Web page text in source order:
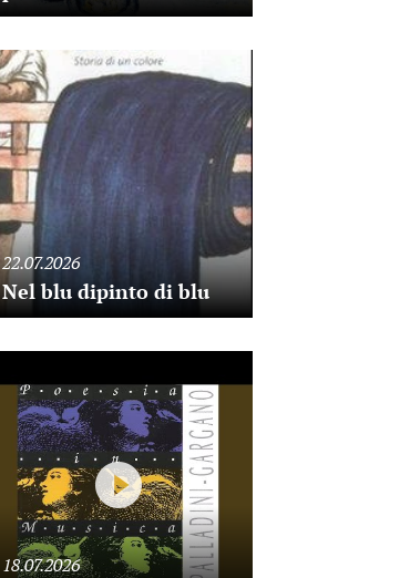
22.07.2026
Nel blu dipinto di blu
18.07.2026